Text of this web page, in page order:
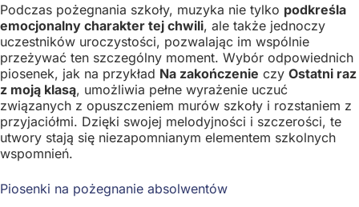
Podczas pożegnania szkoły, muzyka nie tylko podkreśla
emocjonalny charakter tej chwili, ale także jednoczy
uczestników uroczystości, pozwalając im wspólnie
przeżywać ten szczególny moment. Wybór odpowiednich
piosenek, jak na przykład Na zakończenie czy Ostatni raz
z moją klasą, umożliwia pełne wyrażenie uczuć
związanych z opuszczeniem murów szkoły i rozstaniem z
przyjaciółmi. Dzięki swojej melodyjności i szczerości, te
utwory stają się niezapomnianym elementem szkolnych
wspomnień.
Piosenki na pożegnanie absolwentów